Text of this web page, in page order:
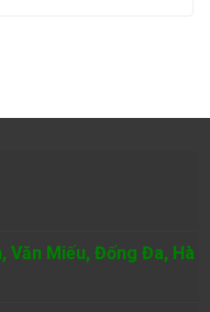
Văn Miếu, Đống Đa, Hà